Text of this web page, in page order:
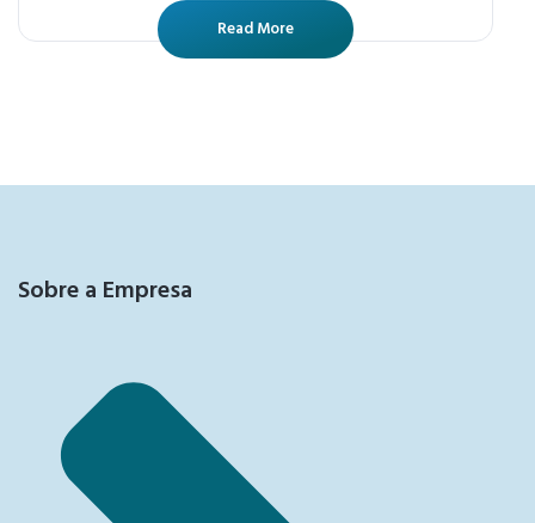
Read More
Sobre a Empresa